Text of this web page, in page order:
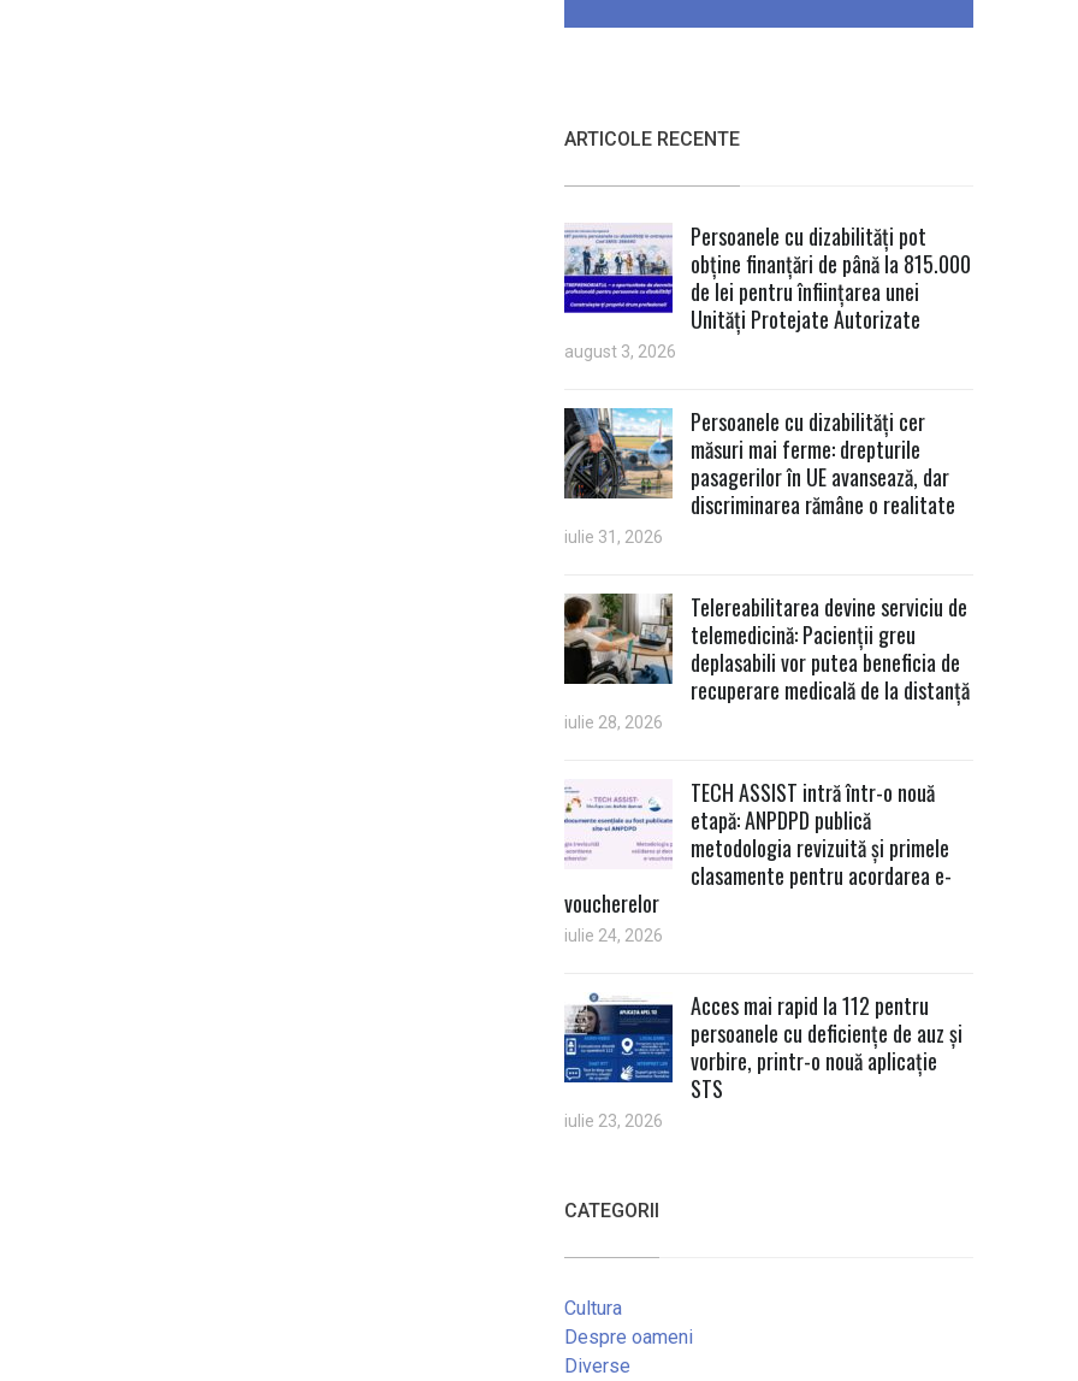
ARTICOLE RECENTE
Persoanele cu dizabilități pot
obține finanțări de până la 815.000
de lei pentru înființarea unei
Unități Protejate Autorizate
august 3, 2026
Persoanele cu dizabilități cer
măsuri mai ferme: drepturile
pasagerilor în UE avansează, dar
discriminarea rămâne o realitate
iulie 31, 2026
Telereabilitarea devine serviciu de
telemedicină: Pacienții greu
deplasabili vor putea beneficia de
recuperare medicală de la distanță
iulie 28, 2026
TECH ASSIST intră într-o nouă
etapă: ANPDPD publică
metodologia revizuită și primele
clasamente pentru acordarea e-
voucherelor
iulie 24, 2026
Acces mai rapid la 112 pentru
persoanele cu deficiențe de auz și
vorbire, printr-o nouă aplicație
STS
iulie 23, 2026
CATEGORII
Cultura
Despre oameni
Diverse